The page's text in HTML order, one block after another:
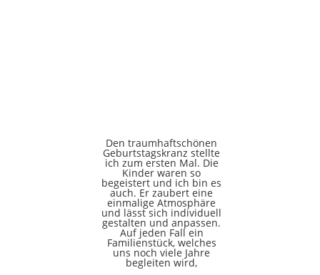
Den traumhaftschönen
Geburtstagskranz stellte
ich zum ersten Mal. Die
Kinder waren so
begeistert und ich bin es
auch. Er zaubert eine
einmalige Atmosphäre
und lässt sich individuell
gestalten und anpassen.
Auf jeden Fall ein
Familienstück, welches
uns noch viele Jahre
begleiten wird,